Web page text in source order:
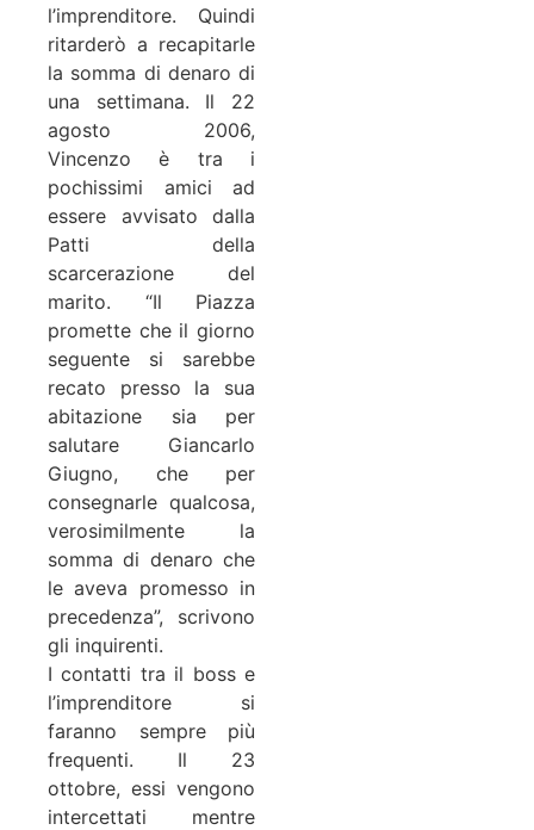
l’imprenditore. Quindi
ritarderò a recapitarle
la somma di denaro di
una settimana. Il 22
agosto 2006,
Vincenzo è tra i
pochissimi amici ad
essere avvisato dalla
Patti della
scarcerazione del
marito. “Il Piazza
promette che il giorno
seguente si sarebbe
recato presso la sua
abitazione sia per
salutare Giancarlo
Giugno, che per
consegnarle qualcosa,
verosimilmente la
somma di denaro che
le aveva promesso in
precedenza”, scrivono
gli inquirenti.
I contatti tra il boss e
l’imprenditore si
faranno sempre più
frequenti. Il 23
ottobre, essi vengono
intercettati mentre